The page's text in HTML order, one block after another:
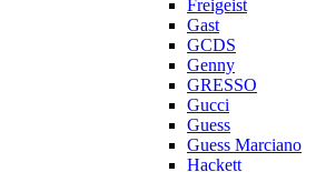
Freigeist
Gast
GCDS
Genny
GRESSO
Gucci
Guess
Guess Marciano
Hackett